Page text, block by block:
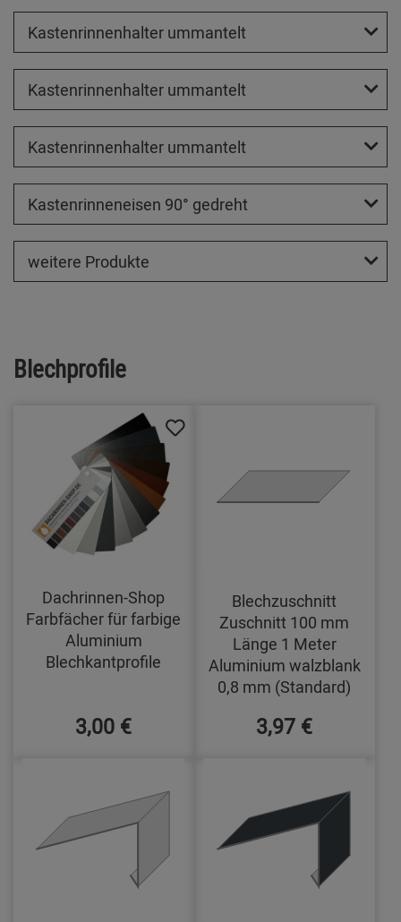
Kastenrinnenhalter ummantelt
Kastenrinnenhalter ummantelt
Kastenrinnenhalter ummantelt
Kastenrinneneisen 90° gedreht
weitere Produkte
Blechprofile
Dachrinnen-Shop
Farbfächer für farbige
Aluminium
Blechkantprofile
3,00 €
Blechzuschnitt
Zuschnitt 100 mm
Länge 1 Meter
Aluminium walzblank
0,8 mm (Standard)
3,97 €